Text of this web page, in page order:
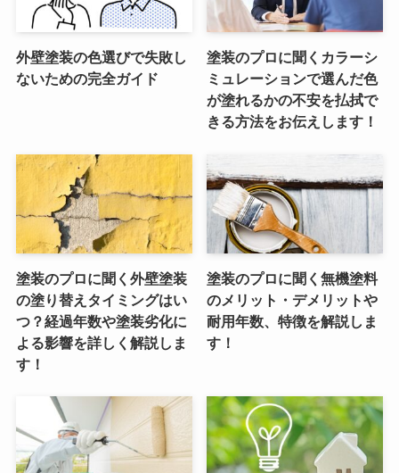
外壁塗装の色選びで失敗し
ないための完全ガイド
塗装のプロに聞くカラーシ
ミュレーションで選んだ色
が塗れるかの不安を払拭で
きる方法をお伝えします！
塗装のプロに聞く外壁塗装
の塗り替えタイミングはい
つ？経過年数や塗装劣化に
よる影響を詳しく解説しま
す！
塗装のプロに聞く無機塗料
のメリット・デメリットや
耐用年数、特徴を解説しま
す！